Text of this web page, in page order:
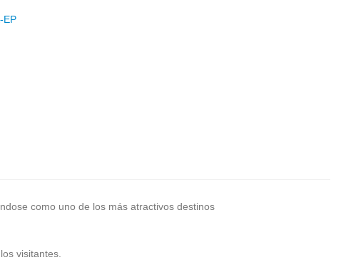
EP
como uno de los más atractivos destinos
visitantes.